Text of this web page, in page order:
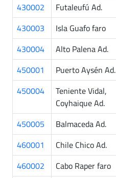
430002
Futaleufú Ad.
430003
Isla Guafo faro
430004
Alto Palena Ad.
450001
Puerto Aysén Ad.
450004
Teniente Vidal,
Coyhaique Ad.
450005 Balmaceda Ad.
460001
Chile Chico Ad.
460002
Cabo Raper faro